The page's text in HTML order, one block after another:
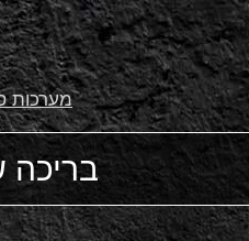
מערכות
בריכה